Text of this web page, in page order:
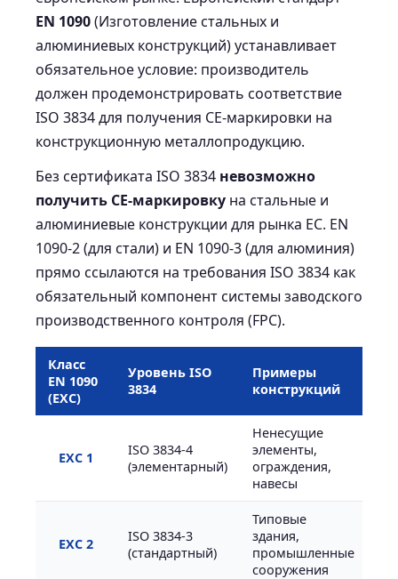
EN 1090(Изготовление стальных и
алюминиевых конструкций) устанавливает
обязательное условие: производитель
должен продемонстрировать соответствие
ISO 3834 для получения CE-маркировки на
конструкционную металлопродукцию.
Без сертификата ISO 3834 невозможно
получить CE-маркировку на стальные и
алюминиевые конструкции для рынка ЕС. EN
1090-2 (для стали) и EN 1090-3 (для алюминия)
прямо ссылаются на требования ISO 3834 как
обязательный компонент системы заводского
производственного контроля (FPC).
Класс
EN 1090
(EXC)
Уровень ISO
3834
Примеры
конструкций
EXC 1
ISO 3834-4
(элементарный)
Ненесущие
элементы,
ограждения,
навесы
EXC 2
ISO 3834-3
(стандартный)
Типовые
здания,
промышленные
сооружения